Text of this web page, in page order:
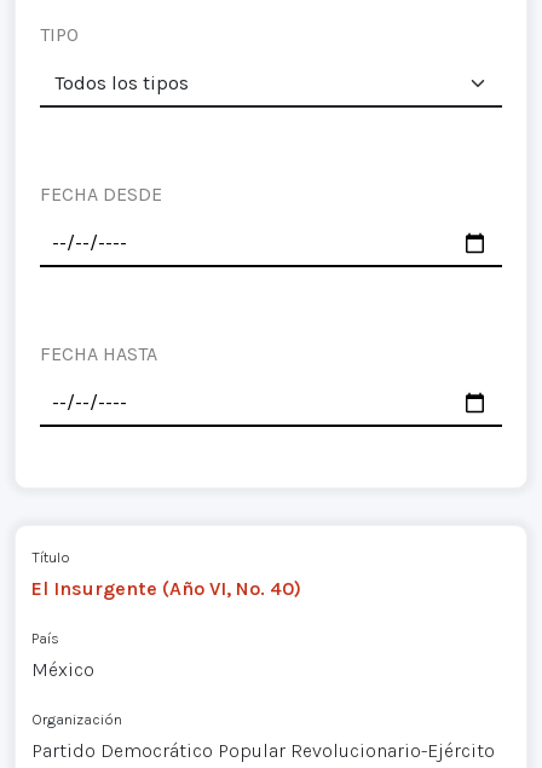
TIPO
FECHA DESDE
FECHA HASTA
Título
El Insurgente (Año VI, No. 40)
País
México
Organización
Partido Democrático Popular Revolucionario-Ejército